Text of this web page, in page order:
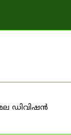
ഡിവിഷൻ